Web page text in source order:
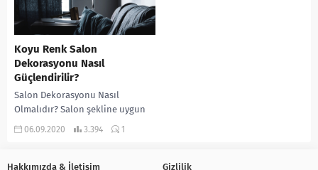
Koyu Renk Salon
Dekorasyonu Nasıl
Güçlendirilir?
Salon Dekorasyonu Nasıl
Olmalıdır? Salon şekline uygun
mobilya seçilmelidir. Mobilyaları
istediğiniz simetriyi
06.09.2020 3.394 1
Hakkımızda & İletişim Gizlilik